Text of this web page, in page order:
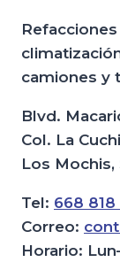
camiones y
Blvd.
Col. La
Los Mochis,
Tel: 668 818
Correo:
Horario: